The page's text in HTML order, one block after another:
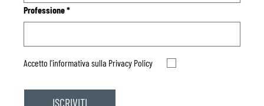
Professione*
Accetto l'informativa sulla Privacy Policy